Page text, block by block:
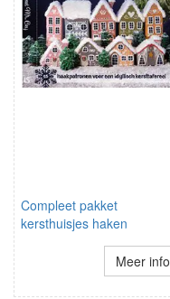
Compleet pakket
kersthuisjes haken
Meer info